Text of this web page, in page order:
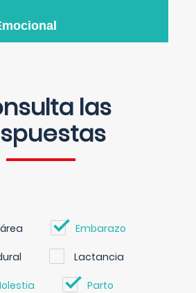
las
Embarazo
Lactancia
Parto